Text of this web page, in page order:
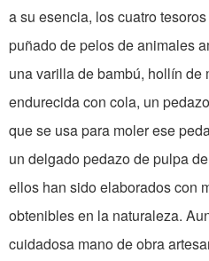
a su esencia, los cuatro
puñado de pelos de animales
una varilla de bambú, hollín
endurecida con cola, un
que se usa para moler ese
un delgado pedazo de pulpa
ellos han sido elaborados con
obtenibles en la naturaleza.
cuidadosa mano de obra